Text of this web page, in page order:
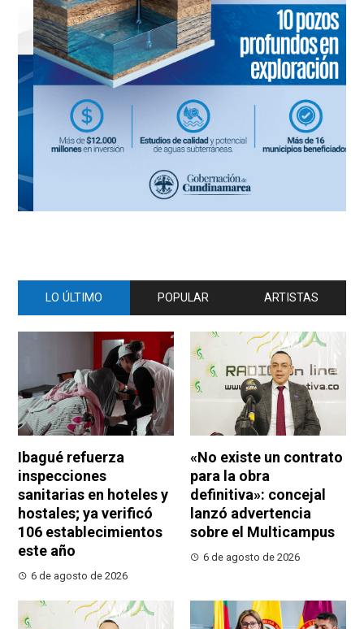
LO ÚLTIMO POPULAR ARTISTAS
Ibagué refuerza
inspecciones
sanitarias en hoteles y
hostales; ya verificó
106 establecimientos
este año
6 de agosto de 2026
«No existe un contrato
para la obra
definitiva»: concejal
lanzó advertencia
sobre el Multicampus
6 de agosto de 2026